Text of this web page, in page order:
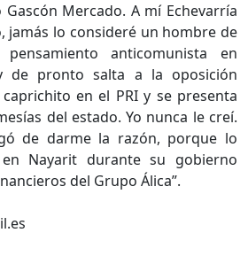
Mercado. A mí Echevarría
jamás lo consideré un hombre de
anticomunista en
de pronto salta a la oposición
en el PRI y se presenta
del estado. Yo nunca le creí.
de darme la razón, porque lo
Nayarit durante su gobierno
del Grupo Álica”.